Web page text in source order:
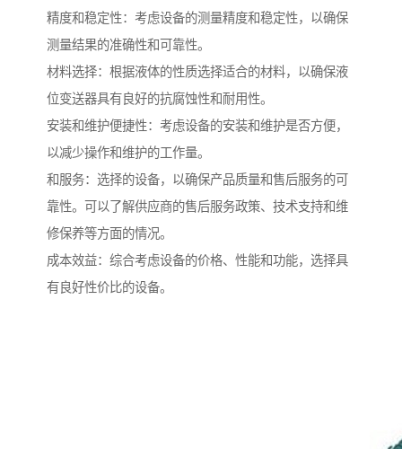
精度和稳定性：考虑设备的测量精度和稳定性，以确保
测量结果的准确性和可靠性。
材料选择：根据液体的性质选择适合的材料，以确保液
位变送器具有良好的抗腐蚀性和耐用性。
安装和维护便捷性：考虑设备的安装和维护是否方便，
以减少操作和维护的工作量。
和服务：选择的设备，以确保产品质量和售后服务的可
靠性。可以了解供应商的售后服务政策、技术支持和维
修保养等方面的情况。
成本效益：综合考虑设备的价格、性能和功能，选择具
有良好性价比的设备。